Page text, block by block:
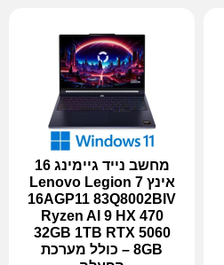
מחשב נייד גיימינג 16
אינץ Lenovo Legion 7
16AGP11 83Q8002BIV
Ryzen AI 9 HX 470
32GB 1TB RTX 5060
8GB – כולל מערכת